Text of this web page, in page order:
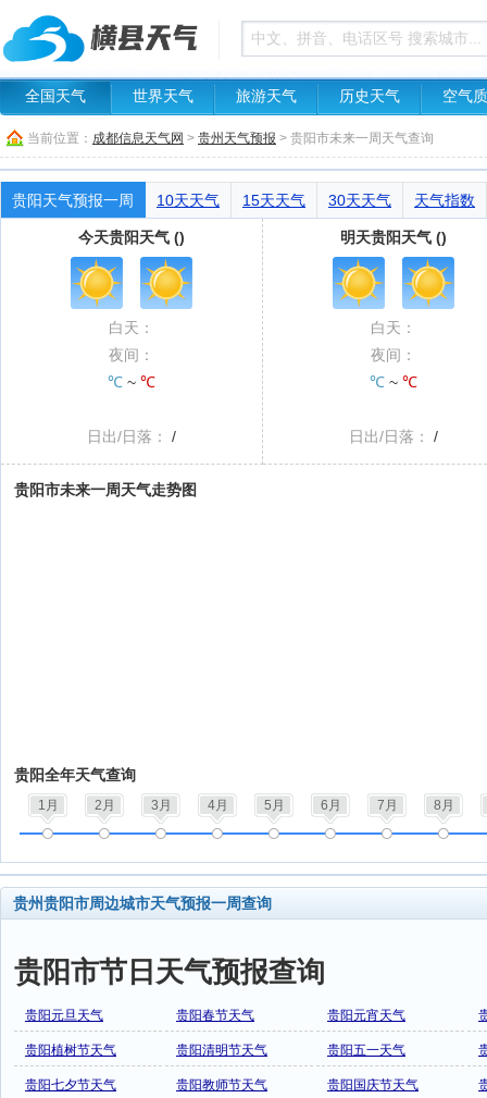
全国天气 世界天气 旅游天气 历史天气 空气
当前位置： 成都信息天气网 > 贵州天气预报 > 贵阳市未来一周天气查询
贵阳天气预报一周 10天天气 15天天气 30天天气 天气指数
今天贵阳天气 ()
白天：
夜间：
℃ ~ ℃
日出/日落： /
明天贵阳天气 ()
白天：
夜间：
℃ ~ ℃
日出/日落： /
贵阳市未来一周天气走势图
贵阳全年天气查询
1月 2月 3月 4月 5月 6月 7月 8月
贵州贵阳市周边城市天气预报一周查询
贵阳市节日天气预报查询
贵阳元旦天气 贵阳春节天气 贵阳元宵天气
贵阳植树节天气 贵阳清明节天气 贵阳五一天气
贵阳七夕节天气 贵阳教师节天气 贵阳国庆节天气